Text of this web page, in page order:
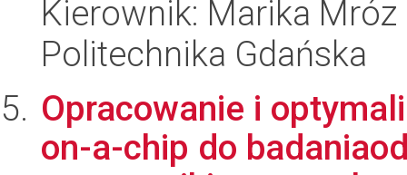
Kierownik: Marika Mróz
Politechnika Gdańska
Opracowanie i
on-a-chip do